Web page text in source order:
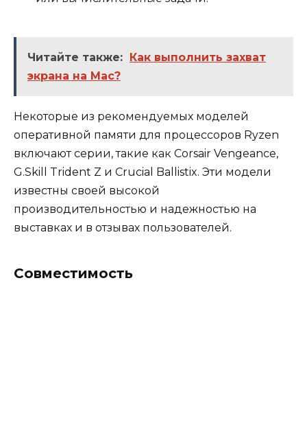
Читайте также:
Как выполнить захват
экрана на Mac?
Некоторые из рекомендуемых моделей
оперативной памяти для процессоров Ryzen
включают серии, такие как Corsair Vengeance,
G.Skill Trident Z и Crucial Ballistix. Эти модели
известны своей высокой
производительностью и надежностью на
выставках и в отзывах пользователей.
Совместимость